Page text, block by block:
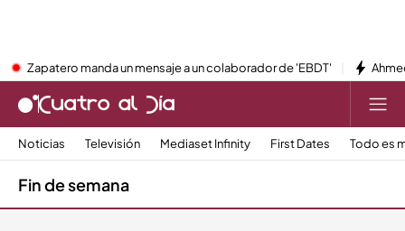
Zapatero manda un mensaje a un colaborador de 'EBDT'
Noticias Televisión Mediaset Infinity First Dates Todo es
Fin de semana